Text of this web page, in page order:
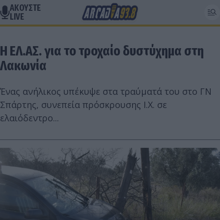
ΑΚΟΥΣΤΕ
LIVE
Η ΕΛ.ΑΣ. για το τροχαίο δυστύχημα στη
Λακωνία
Ένας ανήλικος υπέκυψε στα τραύματά του στο ΓΝ
Σπάρτης, συνεπεία πρόσκρουσης Ι.Χ. σε
ελαιόδεντρο...